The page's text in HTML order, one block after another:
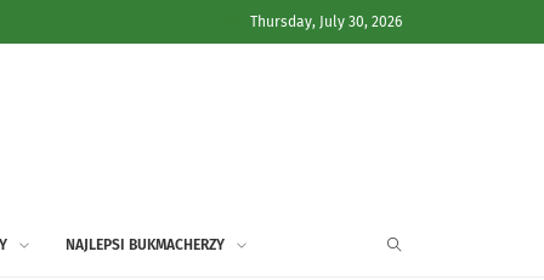
Thursday, July 30, 2026
NAJLEPSI BUKMACHERZY